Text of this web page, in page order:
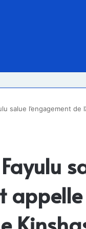
salue l’engagement